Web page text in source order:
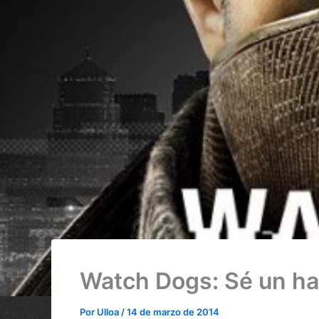
Watch Dogs: Sé un
Por Ulloa /14 de marzo de 2014